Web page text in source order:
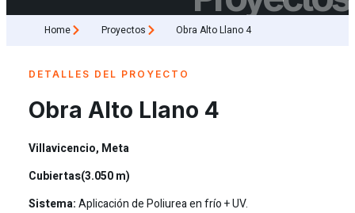
Home Proyectos Obra Alto Llano 4
DETALLES DEL PROYECTO
Obra Alto Llano 4
Villavicencio, Meta
Cubiertas(3.050 m)
Sistema:Aplicación de Poliurea en frío + UV.